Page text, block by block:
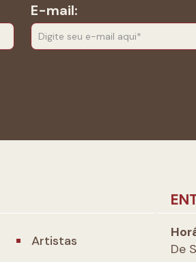
E-mail:
Artistas
De